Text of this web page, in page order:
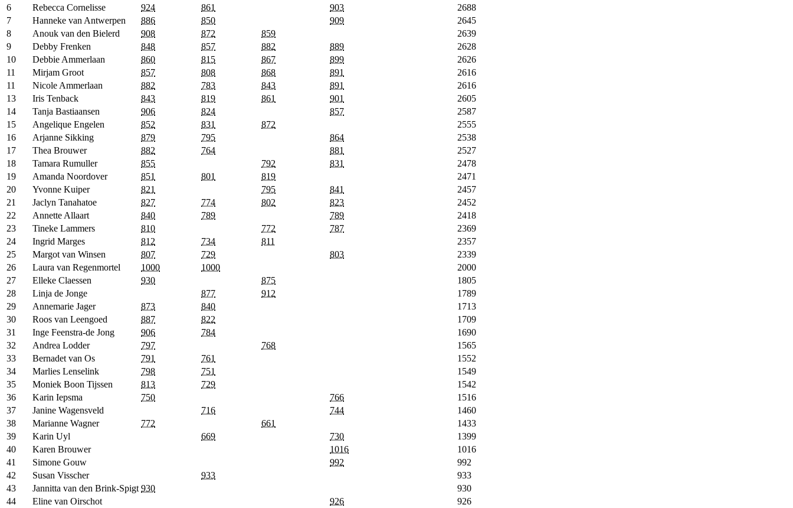
6
Rebecca Cornelisse 924 861 903
2688
7
Hanneke van Antwerpen 886 850 909
2645
8
Anouk van den Bielerd 908 872 859
2639
9
Debby Frenken 848 857 882 889
2628
10
Debbie Ammerlaan 860 815 867 899
2626
11
Mirjam Groot 857 808 868 891
2616
11
Nicole Ammerlaan 882 783 843 891
2616
13
Iris Tenback 843 819 861 901
2605
14
Tanja Bastiaansen 906 824 857
2587
15
Angelique Engelen 852 831 872
2555
16
Arjanne Sikking 879 795 864
2538
17
Thea Brouwer 882 764 881
2527
18
Tamara Rumuller 855 792 831
2478
19
Amanda Noordover 851 801 819
2471
20
Yvonne Kuiper 821 795 841
2457
21
Jaclyn Tanahatoe 827 774 802 823
2452
22
Annette Allaart 840 789 789
2418
23
Tineke Lammers 810 772 787
2369
24
Ingrid Marges 812 734 811
2357
25
Margot van Winsen 807 729 803
2339
26
Laura van Regenmortel 1000 1000
2000
27
Elleke Claessen 930 875
1805
28
Linja de Jonge 877 912
1789
29
Annemarie Jager 873 840
1713
30
Roos van Leengoed 887 822
1709
31
Inge Feenstra-de Jong 906 784
1690
32
Andrea Lodder 797 768
1565
33
Bernadet van Os 791 761
1552
34
Marlies Lenselink 798 751
1549
35
Moniek Boon Tijssen 813 729
1542
36
Karin Iepsma 750 766
1516
37
Janine Wagensveld 716 744
1460
38
Marianne Wagner 772 661
1433
39
Karin Uyl 669 730
1399
40
Karen Brouwer 1016
1016
41
Simone Gouw 992
992
42
Susan Visscher 933
933
43
Jannitta van den Brink-Spigt 930
930
44
Eline van Oirschot 926 926